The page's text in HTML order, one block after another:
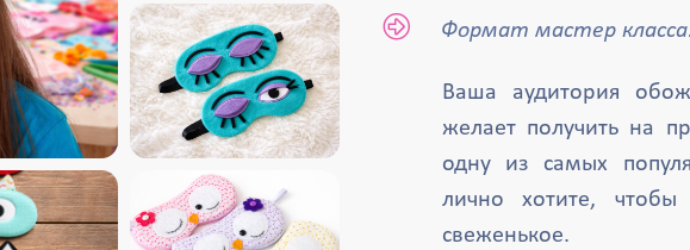
Формат мастер
Ваша аудитория
желает получить на
одну из самых
лично хотите,
свеженькое.